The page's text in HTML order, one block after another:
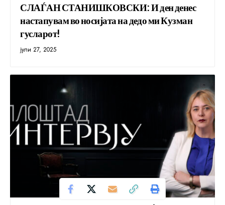
СЛАЃАН СТАНИШКОВСКИ: И ден денес
настапувам во носијата на дедо ми Кузман
гусларот!
јули 27, 2025